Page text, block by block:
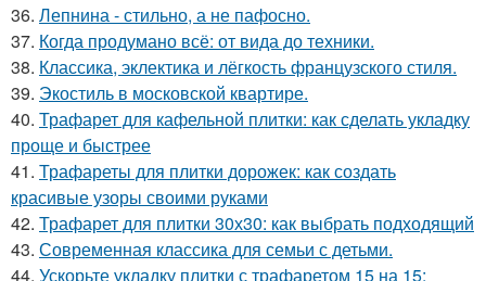
36. Лепнина - стильно, а не пафосно.
37. Когда продумано всё: от вида до техники.
38. Классика, эклектика и лёгкость французского стиля.
39. Экостиль в московской квартире.
40. Трафарет для кафельной плитки: как сделать укладку
проще и быстрее
41. Трафареты для плитки дорожек: как создать
красивые узоры своими руками
42. Трафарет для плитки 30х30: как выбрать подходящий
43. Современная классика для семьи с детьми.
44. Ускорьте укладку плитки с трафаретом 15 на 15: